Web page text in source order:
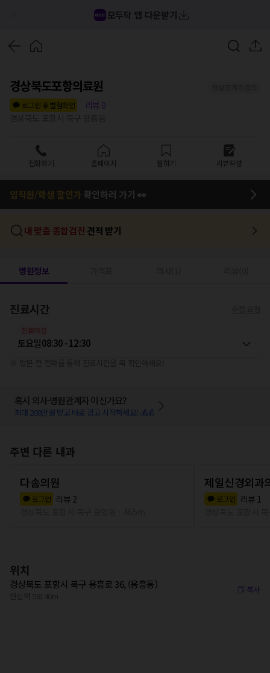
모두닥 앱 다운받기
경상북도포항의료원
로그인 후 별점확인
리뷰 0
전화하기 홈페이지 찜하기 리뷰작성
임직원/학생 할인가 확인하러 가기 👀
내 맞춤 종합검진 견적 받기
병원정보
진료시간
토요일08:30 - 12:30
혹시 의사·병원관계자 이신가요?
최대 200만원 받고 바로 광고 시작하세요! 💰💰
주변 다른 내과
다솜의원
로그인 리뷰 2
제일신경외과
로그인 리뷰 1
위치
경상북도 포항시 북구 용흥로 36, (용흥동) 복사